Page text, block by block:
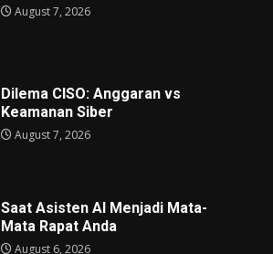
August 7, 2026
Dilema CISO: Anggaran vs
Keamanan Siber
August 7, 2026
Saat Asisten AI Menjadi Mata-
Mata Rapat Anda
August 6, 2026